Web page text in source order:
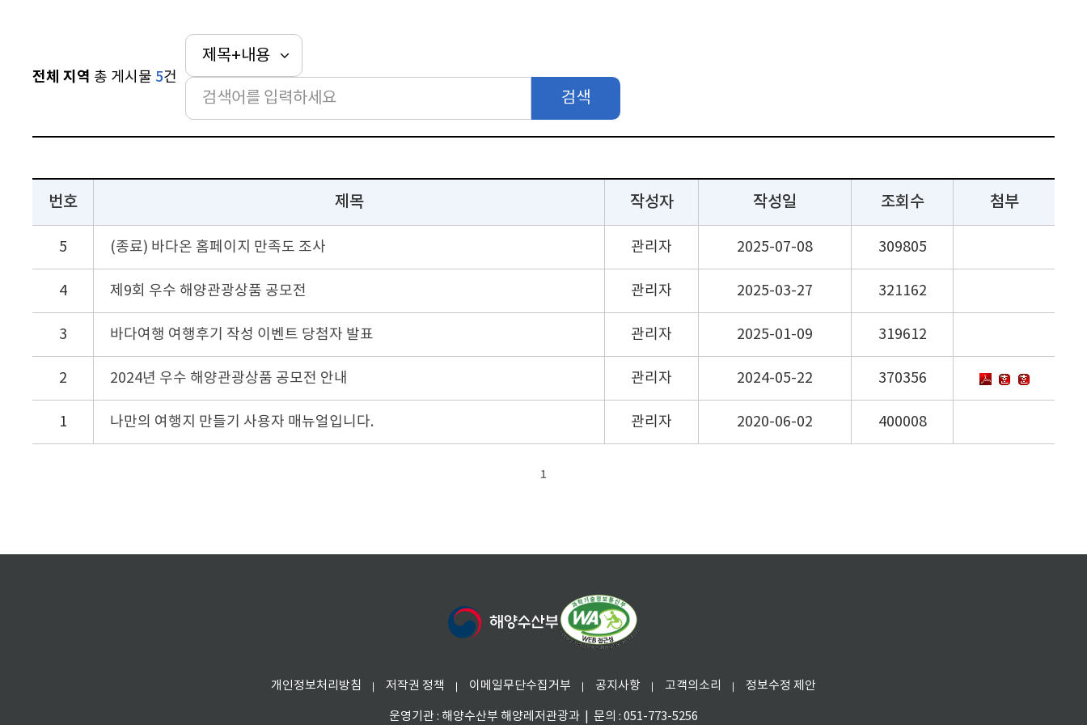
전체 지역 총 게시물 5건
검색
번호 제목 작성자 작성일 조회수 첨부
5 (종료) 바다온 홈페이지 만족도 조사 관리자 2025-07-08 309805
4 제9회 우수 해양관광상품 공모전 관리자 2025-03-27 321162
3 바다여행 여행후기 작성 이벤트 당첨자 발표 관리자 2025-01-09 319612
2 2024년 우수 해양관광상품 공모전 안내 관리자 2024-05-22 370356
1 나만의 여행지 만들기 사용자 매뉴얼입니다. 관리자 2020-06-02 400008
1
개인정보처리방침 저작권 정책 이메일무단수집거부 공지사항 고객의소리 정보수정 제안
운영기관 : 해양수산부 해양레저관광과 | 문의 : 051-773-5256